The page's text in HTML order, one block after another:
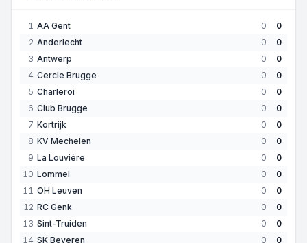
1 AA Gent 0
0
2 Anderlecht 0
0
3 Antwerp 0
0
4 Cercle Brugge 0
0
5 Charleroi 0
0
6 Club Brugge 0
0
7 Kortrijk 0
0
8 KV Mechelen 0
0
9 La Louvière 0
0
10 Lommel 0
0
11 OH Leuven 0
0
12 RC Genk 0
0
13 Sint-Truiden 0
0
14 SK Beveren 0 0